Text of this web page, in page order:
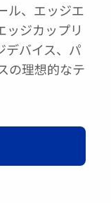
ル、エッジエ
ッジカップリ
デバイス、パ
の理想的なテ